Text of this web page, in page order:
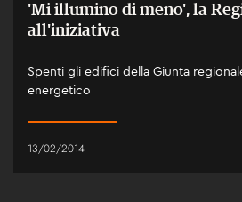
'Mi illumino di meno', la
all'iniziativa
Spenti gli edifici della Giunta
energetico
13/02/2014